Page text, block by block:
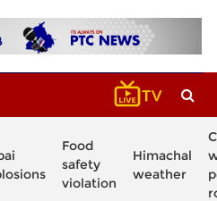
Food
safety
violation
Himachal
weather